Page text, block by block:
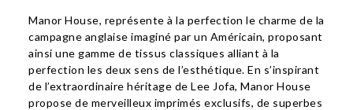
Manor House, représente à la perfection le charme de la
campagne anglaise imaginé par un Américain, proposant
ainsi une gamme de tissus classiques alliant à la
perfection les deux sens de l’esthétique. En s’inspirant
de l’extraordinaire héritage de Lee Jofa, Manor House
propose de merveilleux imprimés exclusifs, de superbes